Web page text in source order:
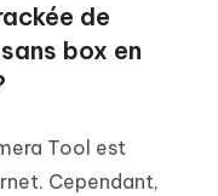
de
box en
Tool est
Cependant,